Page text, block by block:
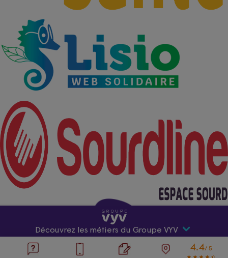
4.4/5
Découvrez les métiers du Groupe VYV